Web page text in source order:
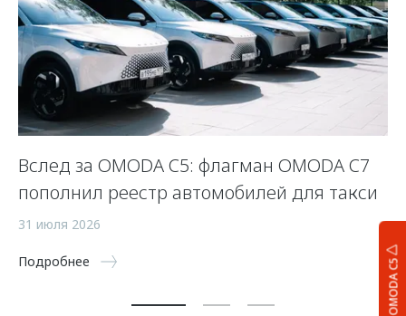
OMODA C5
Вслед за OMODA C5: флагман OMODA C7
пополнил реестр автомобилей для такси
31 июля 2026
Подробнее
5